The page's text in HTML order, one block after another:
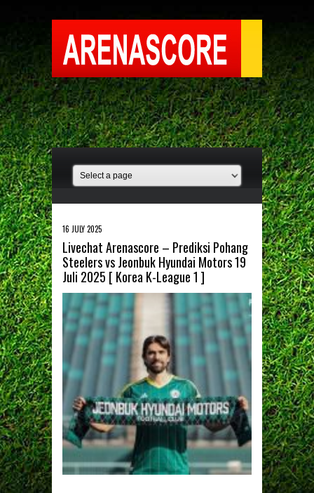
16 JULY 2025
Livechat Arenascore – Prediksi Pohang
Steelers vs Jeonbuk Hyundai Motors 19
Juli 2025 [ Korea K-League 1 ]